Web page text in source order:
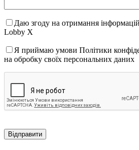
Даю згоду на отримання
Lobby X
Я приймаю умови Політики
на обробку своїх персональних даних